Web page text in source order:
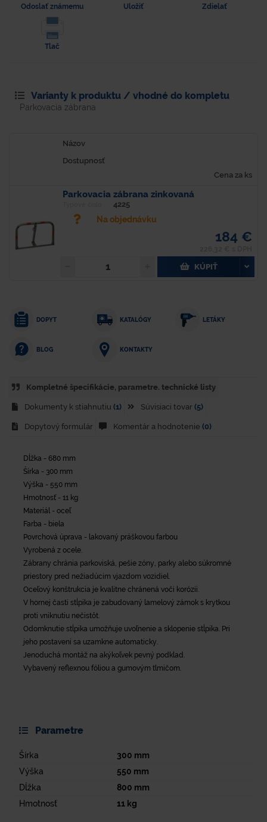
Odoslať známemu Uložiť Zdielať
Tlač
Varianty k produktu / vhodné do kompletu
Parkovacia zábrana
Názov
Dostupnosť
Cena za ks
Parkovacia zábrana zinkovaná
4225
Na objednávku
184 €
KÚPIŤ
DOPYT KATALÓGY LETÁKY
BLOG KONTAKTY
Kompletné špecifikácie, parametre. technické listy
Dokumenty k stiahnutiu (1) Súvisiaci tovar (5)
Dopytový formulár Komentár a hodnotenie (0)
Dĺžka - 680 mm
Šírka - 300 mm
Výška - 550 mm
Hmotnosť - 11 kg
Materiál - oceľ
Farba - biela
Povrchová úprava - lakovaný práškovou farbou
Vyrobená z ocele.
Zábrany chránia parkoviská, pešie zóny, parky alebo súkromné
priestory pred nežiadúcim vjazdom vozidiel.
Oceľový konštrukcia je kvalitne chránená voči korózii.
V hornej časti stĺpika je zabudovaný lamelový zámok s krytkou
proti vniknutiu nečistôt.
Odomknutie stĺpika umožňuje uvoľnenie a sklopenie stĺpika. Pri
jeho postavení sa uzamkne automaticky.
Jenoduchá montáž na akýkoľvek pevný podklad.
Vybavený reflexnou fóliou a gumovým tlmičom.
Parametre
Šírka 300 mm
Výška
550 mm
Dĺžka
800 mm
Hmotnosť
11kg